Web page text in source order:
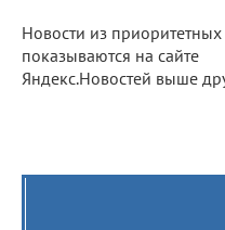
Новости из
показываются на сайте
Яндекс.Новостей выше